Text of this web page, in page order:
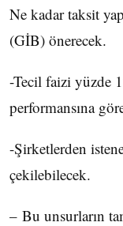
Ne kadar taksit
(GİB) önerecek.
-Tecil faizi yüzde
performansına
-Şirketlerden
çekilebilecek.
– Bu unsurların